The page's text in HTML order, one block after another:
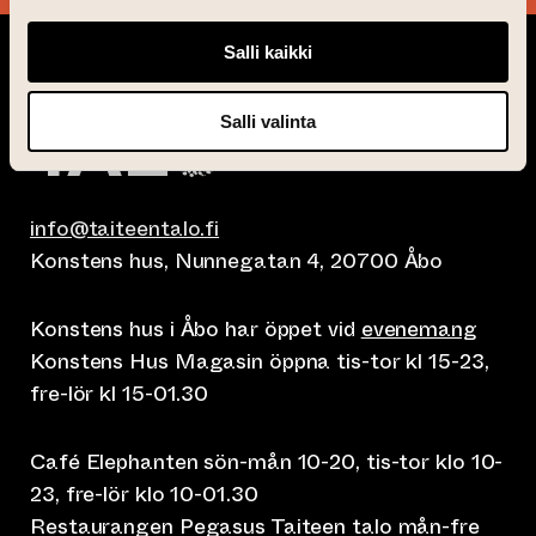
Salli kaikki
Salli valinta
info@taiteentalo.fi
Konstens hus, Nunnegatan 4, 20700 Åbo
Konstens hus i Åbo har öppet vid evenemang
Konstens Hus Magasin öppna tis-tor kl 15-23,
fre-lör kl 15-01.30
Café Elephanten sön-mån 10-20, tis-tor klo 10-
23, fre-lör klo 10-01.30
Restaurangen Pegasus Taiteen talo mån-fre